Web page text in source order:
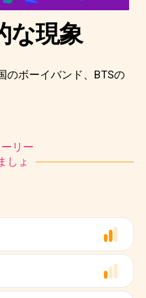
な現象
のボーイバンド、BTSの
リー
しょ